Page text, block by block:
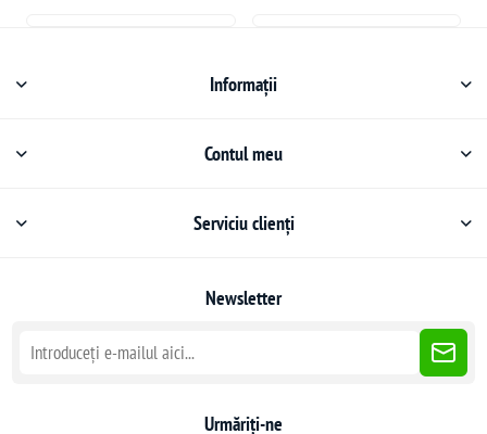
Informații
Contul meu
Serviciu clienți
Newsletter
Urmăriți-ne